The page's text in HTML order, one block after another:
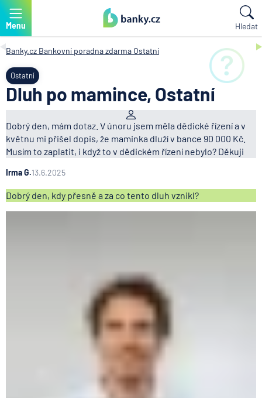
Menu Hledat
Banky.cz Bankovní poradna zdarma Ostatní
Ostatní
Dluh po mamince, Ostatní
Dobrý den, mám dotaz. V únoru jsem měla dědické řízení a v
květnu mi přišel dopis, že maminka dluží v bance 90 000 Kč.
Musím to zaplatit, i když to v dědickém řízení nebylo? Děkuji
Irma G.13.6.2025
Dobrý den, kdy přesně a za co tento dluh vznikl?